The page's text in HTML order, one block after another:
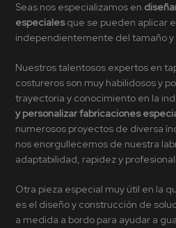
Seas nos especializamos en
especialesque se pueden aplicar
independientemente del tamaño y
Nuestros talentosos expertos en
costureros son muy habilidosos y
trayectoria y conocimiento en la
y personalizar fabricaciones
numerosos proyectos de diversa
nos enorgullecemos de nuestra
adaptabilidad, rapidez y
Otra pieza especial muy útil en la
es el diseño y construcción de
a medida a bordo para ayudar a